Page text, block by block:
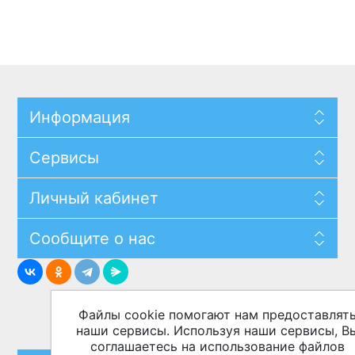
Информация
Сервисы
Личный кабинет
Сообщите о нас
Файлы cookie помогают нам
наши сервисы. Используя наши сервисы,
соглашаетесь на использование файлов